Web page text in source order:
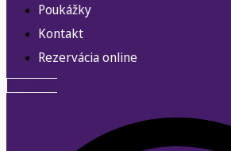
Poukážky
Kontakt
Rezervácia online